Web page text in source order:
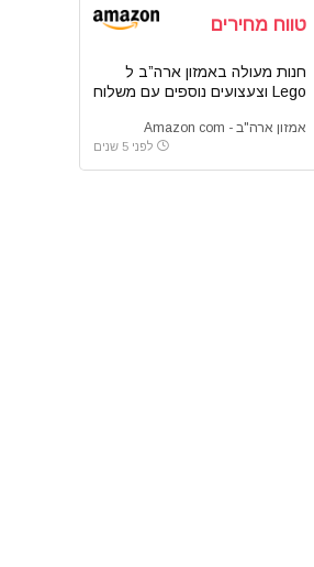
טווח מחירים
חנות מעולה באמזון ארה”ב ל
Lego וצעצועים נוספים עם משלוח
אמזון ארה"ב - Amazon com
לפני 5 שנים